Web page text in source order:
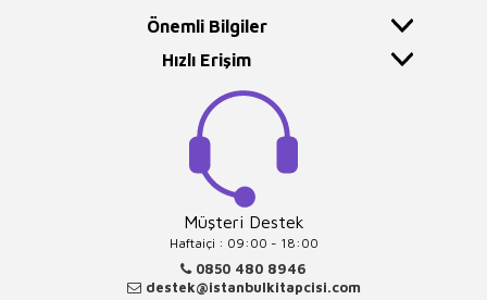
Önemli Bilgiler
Hızlı Erişim
Müşteri Destek
Haftaiçi : 09:00 - 18:00
0850 480 8946
destek@istanbulkitapcisi.com